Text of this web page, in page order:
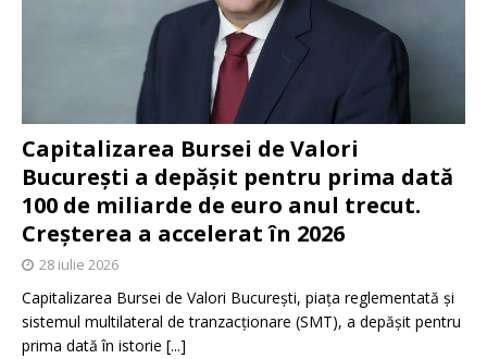
Capitalizarea Bursei de Valori
București a depășit pentru prima dată
100 de miliarde de euro anul trecut.
Creșterea a accelerat în 2026
28 iulie 2026
Capitalizarea Bursei de Valori București, piața reglementată și
sistemul multilateral de tranzacționare (SMT), a depășit pentru
prima dată în istorie [...]